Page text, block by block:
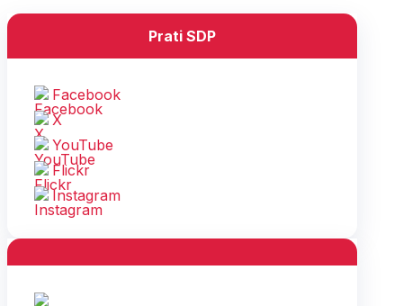
Prati SDP
Facebook
X
YouTube
Flickr
Instagram